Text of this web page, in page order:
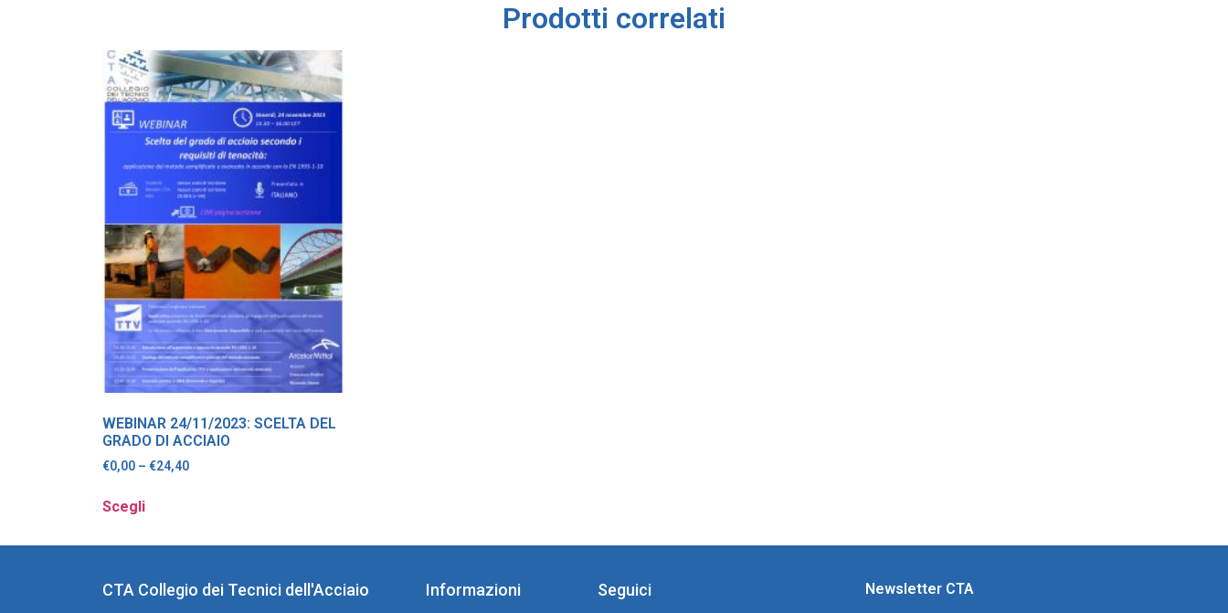
Prodotti correlati
WEBINAR 24/11/2023: SCELTA DEL
GRADO DI ACCIAIO
€0,00 – €24,40
Scegli
CTA Collegio dei Tecnici dell'Acciaio Informazioni Seguici Newsletter CTA